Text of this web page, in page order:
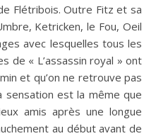
Flétribois. Outre Fitz et sa
Ketricken, le Fou, Oeil
avec lesquelles tous les
de « L’assassin royal » ont
et qu’on ne retrouve pas
sensation est la même que
amis après une longue
au début avant de